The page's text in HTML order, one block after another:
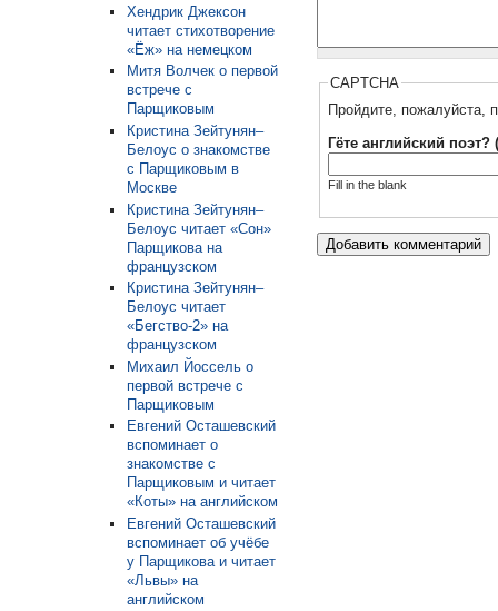
Хендрик Джексон
читает стихотворение
«Ёж» на немецком
Митя Волчек о первой
встрече с
Парщиковым
Кристина Зейтунян–
Белоус о знакомстве
с Парщиковым в
Москве
Кристина Зейтунян–
Белоус читает «Сон»
Парщикова на
французском
Кристина Зейтунян–
Белоус читает
«Бегство-2» на
французском
Михаил Йоссель о
первой встрече с
Парщиковым
Евгений Осташевский
вспоминает о
знакомстве с
Парщиковым и читает
«Коты» на английском
Евгений Осташевский
вспоминает об учёбе
у Парщикова и читает
«Львы» на
английском
CAPTCHA
Пройдите, пожалуйста,
Гёте английский
Fill in the blank